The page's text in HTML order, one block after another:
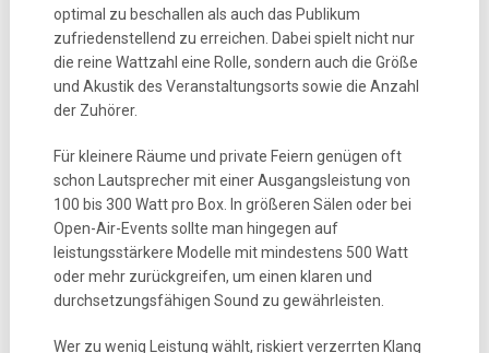
optimal zu beschallen als auch das Publikum
zufriedenstellend zu erreichen. Dabei spielt nicht nur
die reine Wattzahl eine Rolle, sondern auch die Größe
und Akustik des Veranstaltungsorts sowie die Anzahl
der Zuhörer.
Für kleinere Räume und private Feiern genügen oft
schon Lautsprecher mit einer Ausgangsleistung von
100 bis 300 Watt pro Box. In größeren Sälen oder bei
Open-Air-Events sollte man hingegen auf
leistungsstärkere Modelle mit mindestens 500 Watt
oder mehr zurückgreifen, um einen klaren und
durchsetzungsfähigen Sound zu gewährleisten.
Wer zu wenig Leistung wählt, riskiert verzerrten Klang